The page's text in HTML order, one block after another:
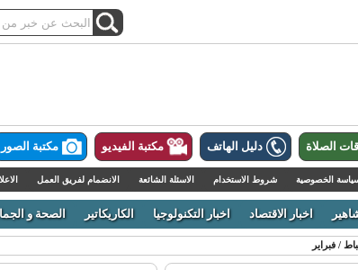
الصلاة دليل الهاتف مكتبة الفيديو مكتبة الصور
الخصوصية شروط الاستخدام الاسئلة الشائعة الانضمام لفريق العمل
اخبار الاقتصاد اخبار التكنولوجيا الكاريكاتير الصحة و